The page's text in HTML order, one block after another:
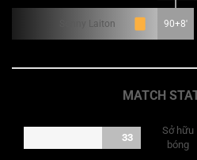
Sonny Laiton 90+8'
MATCH
33
Sở hữu
bóng